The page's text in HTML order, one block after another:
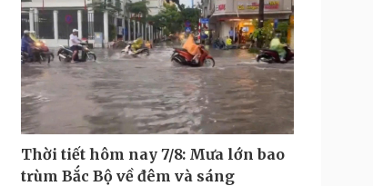
Thời tiết hôm nay 7/8: Mưa lớn bao
trùm Bắc Bộ về đêm và sáng